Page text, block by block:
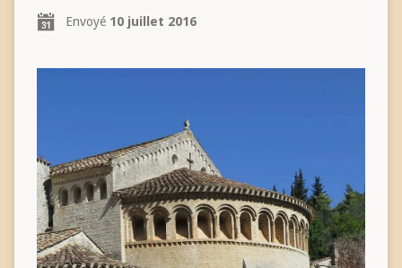
Envoyé 10 juillet 2016